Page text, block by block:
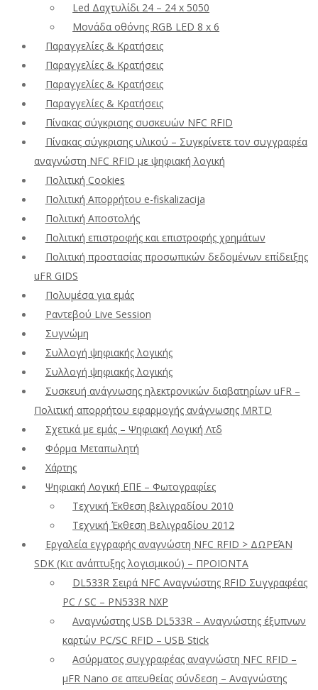
Led Δαχτυλίδι 24 – 24 x 5050
Μονάδα οθόνης RGB LED 8 x 6
Παραγγελίες & Κρατήσεις
Παραγγελίες & Κρατήσεις
Παραγγελίες & Κρατήσεις
Παραγγελίες & Κρατήσεις
Πίνακας σύγκρισης συσκευών NFC RFID
Πίνακας σύγκρισης υλικού – Συγκρίνετε τον συγγραφέα
αναγνώστη NFC RFID με ψηφιακή λογική
Πολιτική Cookies
Πολιτική Απορρήτου e-fiskalizacija
Πολιτική Αποστολής
Πολιτική επιστροφής και επιστροφής χρημάτων
Πολιτική προστασίας προσωπικών δεδομένων επίδειξης
uFR GIDS
Πολυμέσα για εμάς
Ραντεβού Live Session
Συγνώμη
Συλλογή ψηφιακής λογικής
Συλλογή ψηφιακής λογικής
Συσκευή ανάγνωσης ηλεκτρονικών διαβατηρίων uFR –
Πολιτική απορρήτου εφαρμογής ανάγνωσης MRTD
Σχετικά με εμάς – Ψηφιακή Λογική Λτδ
Φόρμα Μεταπωλητή
Χάρτης
Ψηφιακή Λογική ΕΠΕ – Φωτογραφίες
Τεχνική Έκθεση βελιγραδίου 2010
Τεχνική Έκθεση Βελιγραδίου 2012
Εργαλεία εγγραφής αναγνώστη NFC RFID > ΔΩΡΕΆΝ
SDK (Κιτ ανάπτυξης λογισμικού) – ΠΡΟΪΟΝΤΑ
DL533R Σειρά NFC Αναγνώστης RFID Συγγραφέας
PC / SC – PN533R NXP
Αναγνώστης USB DL533R – Αναγνώστης έξυπνων
καρτών PC/SC RFID – USB Stick
Ασύρματος συγγραφέας αναγνώστη NFC RFID –
μFR Nano σε απευθείας σύνδεση – Αναγνώστης